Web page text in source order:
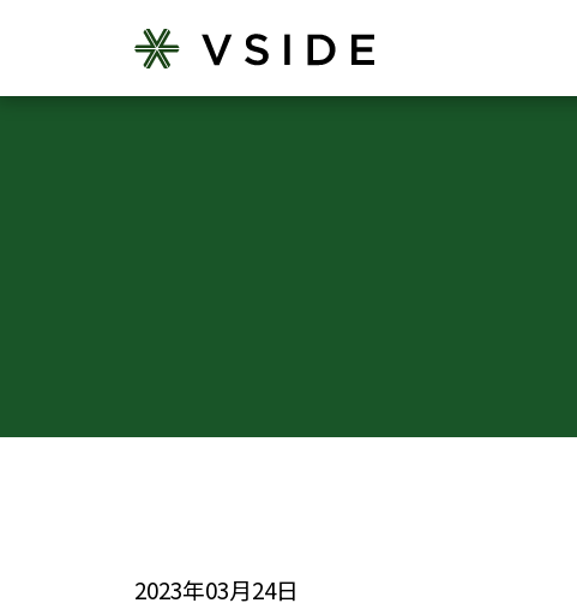
2023年03月24日